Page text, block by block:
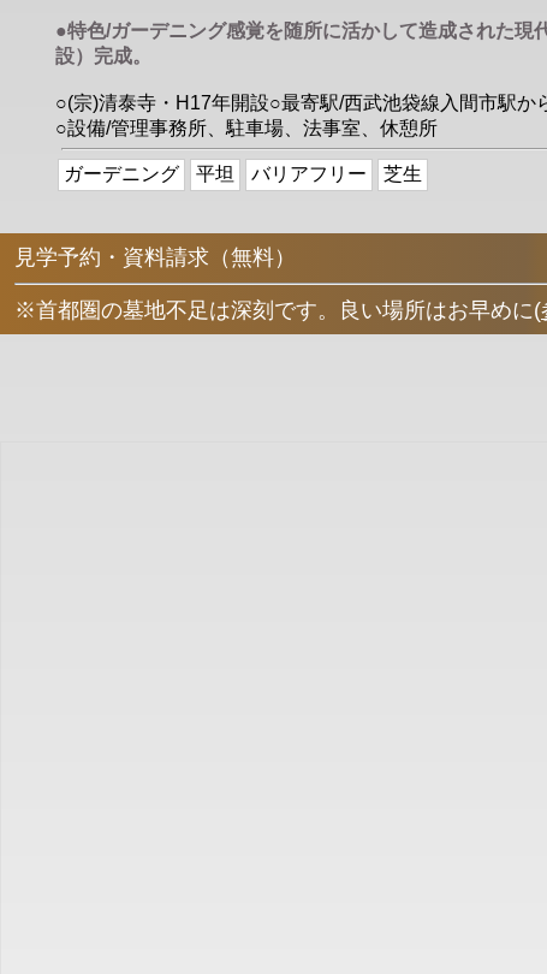
●特色/ガーデニング感覚を随所に活かして造成された
設）完成。
○(宗)清泰寺・H17年開設○最寄駅/西武池袋線入間市駅
○設備/管理事務所、駐車場、法事室、休憩所
ガーデニング 平坦 バリアフリー 芝生
見学予約・資料請求（無料）
※首都圏の墓地不足は深刻です。良い場所はお早めに(